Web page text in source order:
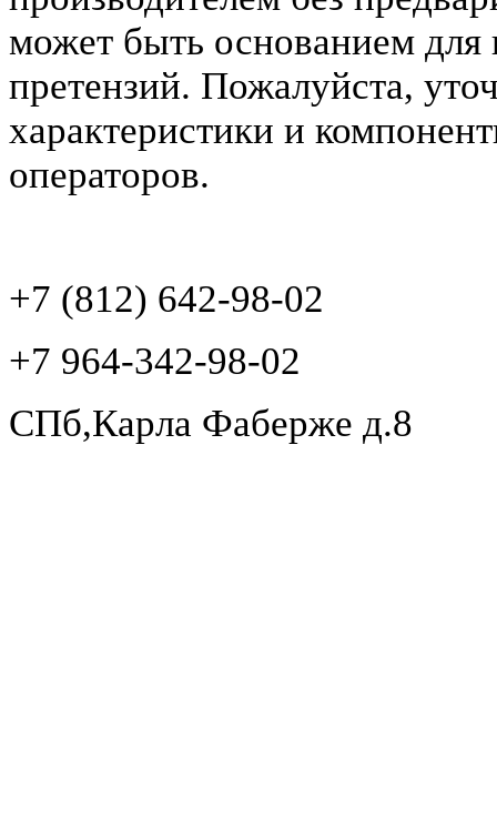
может быть основанием для
претензий. Пожалуйста,
характеристики и
операторов.
+7 (812) 642-98-02
+7 964-342-98-02
СПб,Карла Фаберже д.8